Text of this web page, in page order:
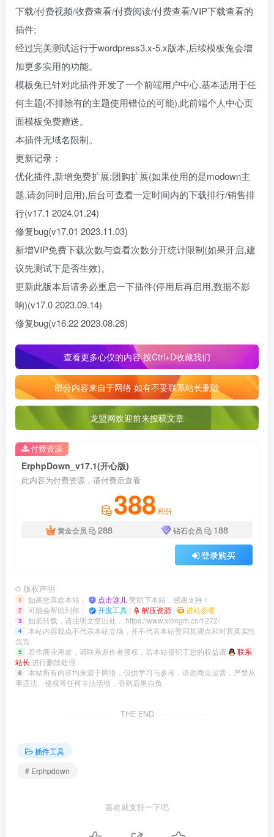
下载/付费视频/收费查看/付费阅读/付费查看/VIP下载查看的
插件;
经过完美测试运行于wordpress3.x-5.x版本,后续模板兔会增
加更多实用的功能。
模板兔已针对此插件开发了一个前端用户中心,基本适用于任
何主题(不排除有的主题使用错位的可能),此前端个人中心页
面模板免费赠送。
本插件无域名限制。
更新记录：
优化插件,新增免费扩展:团购扩展(如果使用的是modown主
题,请勿同时启用),后台可查看一定时间内的下载排行/销售排
行(v17.1 2024.01.24)
修复bug(v17.01 2023.11.03)
新增VIP免费下载次数与查看次数分开统计限制(如果开启,建
议先测试下是否生效)。
更新此版本后请务必重启一下插件(停用后再启用,数据不影
响)(v17.0 2023.09.14)
修复bug(v16.22 2023.08.28)
查看更多心仪的内容 按Ctrl+D收藏我们
部分内容来自于网络 如有不妥联系站长删除
龙盟网欢迎前来投稿文章
ErphpDown_v17.1(开心版)
此内容为付费资源，请付费后查看
388 积分
黄金会员
288 钻石会员 188
登录购买
付费资源
© 版权声明
1 如果您喜欢本站， 点击这儿赞助下本站，感谢支持！
2 可能会帮助到你： 开发工具 | 解压资源 | 进站必看
3 如若转载，请注明文章出处： https://www.xlongm.cn/1272/
4
本站内容观点不代表本站立场，并不代表本站赞同其观点和对其真实性
负责
5 若作商业用途，请联系原作者授权，若本站侵犯了您的权益请
联系
站长 进行删除处理
6
本站所有内容均来源于网络，仅供学习与参考，请勿商业运营，严禁从
事违法、侵权等任何非法活动，否则后果自负
THE END
插件工具
# Erphpdown
喜欢就支持一下吧